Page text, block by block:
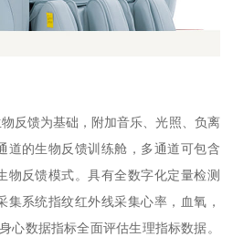
反馈为基础，附加音乐、光照、负离
道的生物反馈训练舱，多通道可包含
物反馈模式。具有全数字化定量检测
系统指纹红外线采集心率，血氧，
心数据指标全面评估生理指标数据。